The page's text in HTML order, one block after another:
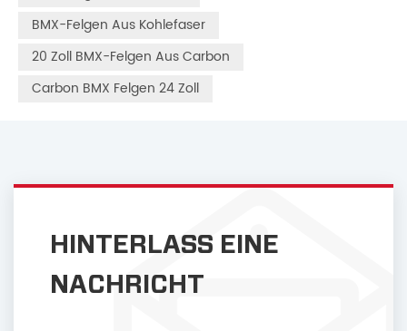
BMX-Felgen Aus Kohlefaser
20 Zoll BMX-Felgen Aus Carbon
Carbon BMX Felgen 24 Zoll
HINTERLASS EINE
NACHRICHT